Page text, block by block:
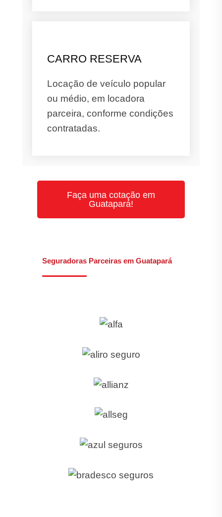
CARRO RESERVA
Locação de veículo popular
ou médio, em locadora
parceira, conforme condições
contratadas.
Faça uma cotação em
Guatapará!
Seguradoras Parceiras em Guatapará